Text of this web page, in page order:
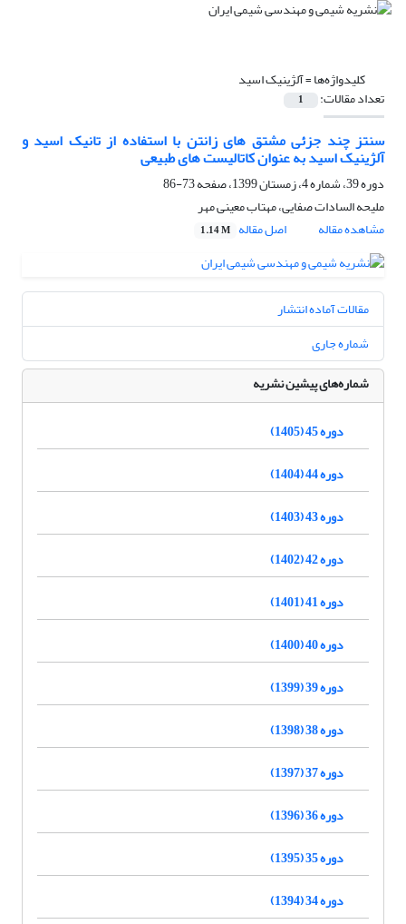
کلیدواژه‌ها =آلژینیک اسید
تعداد مقالات: 1
سنتز چند جزئی مشتق های زانتن با استفاده از تانیک اسید و
آلژینیک اسید به عنوان کاتالیست های طبیعی
دوره 39، شماره 4، زمستان 1399، صفحه
73-86
ملیحه السادات صفایی، مهتاب معینی مهر
مشاهده مقاله
اصل مقاله 1.14 M
مقالات آماده انتشار
شماره جاری
شماره‌های پیشین نشریه
دوره 45 (1405)
دوره 44 (1404)
دوره 43 (1403)
دوره 42 (1402)
دوره 41 (1401)
دوره 40 (1400)
دوره 39 (1399)
دوره 38 (1398)
دوره 37 (1397)
دوره 36 (1396)
دوره 35 (1395)
دوره 34 (1394)